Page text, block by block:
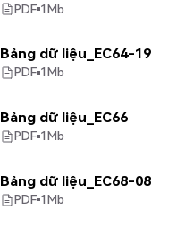
PDF 1Mb
Bảng dữ liệu_EC64-19
PDF 1Mb
Bảng dữ liệu_EC66
PDF 1Mb
Bảng dữ liệu_EC68-08
PDF 1Mb